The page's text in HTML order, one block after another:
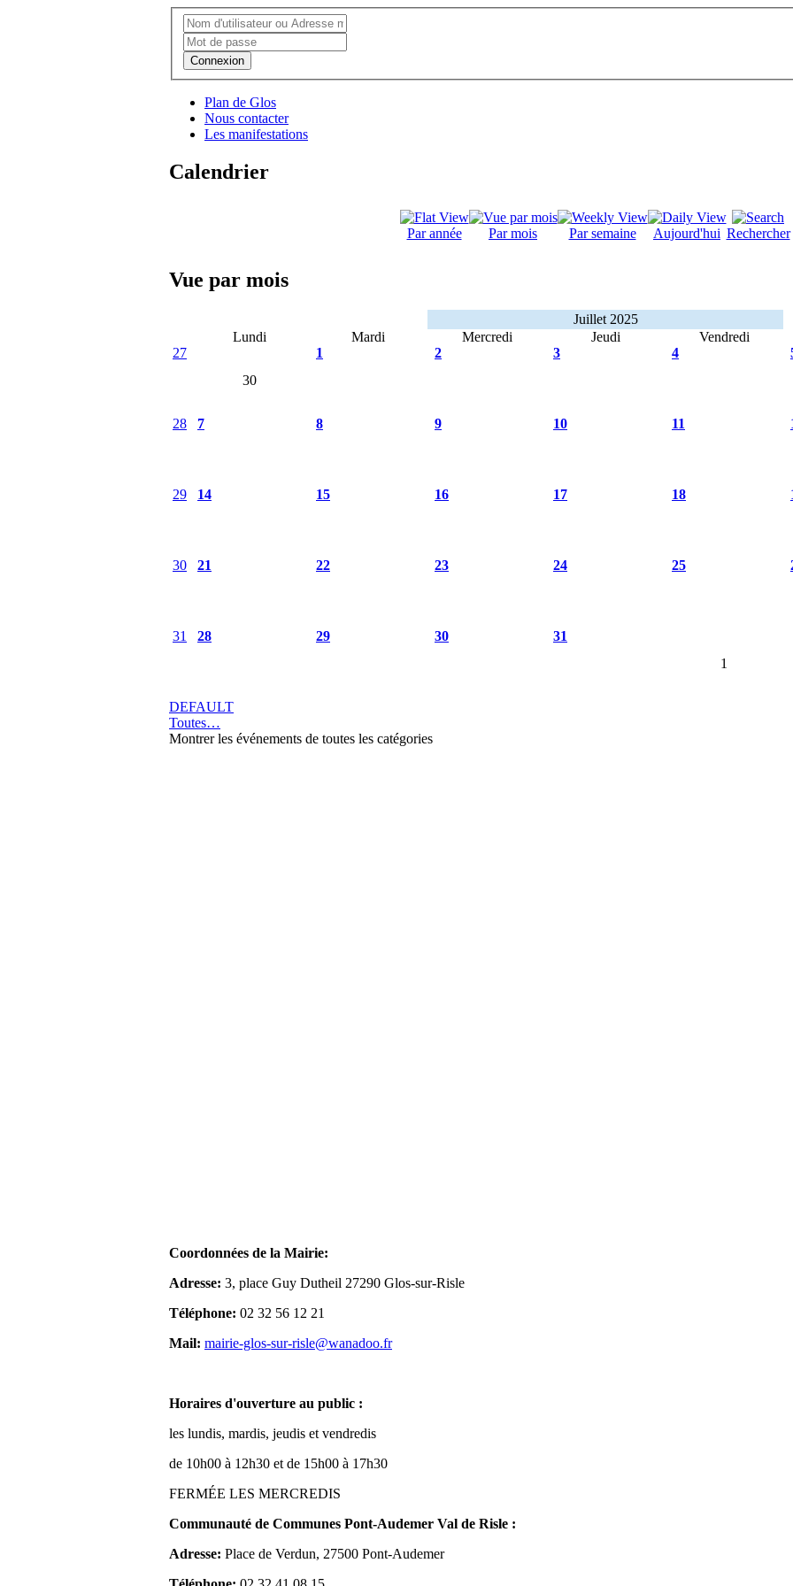
Connexion
Plan de Glos
Nous contacter
Les manifestations
Calendrier
Par année Par mois Par semaine Aujourd'hui Rechercher
Vue par mois
Juillet 2025
Lundi
Mardi Mercredi Jeudi Vendredi
27
30
1 2 3 4
28 7 8 9 10 11
29 14 15 16 17 18
30 21 22 23 24 25
31 28 29 30
31
1
DEFAULT
Toutes…
Montrer les événements de toutes les catégories
Coordonnées de la Mairie:
Adresse: 3, place Guy Dutheil 27290 Glos-sur-Risle
Téléphone: 02 32 56 12 21
Mail: mairie-glos-sur-risle@wanadoo.fr
Horaires d'ouverture au public :
les lundis, mardis, jeudis et vendredis
de 10h00 à 12h30 et de 15h00 à 17h30
FERMÉE LES MERCREDIS
Communauté de Communes Pont-Audemer Val de Risle :
Adresse: Place de Verdun, 27500 Pont-Audemer